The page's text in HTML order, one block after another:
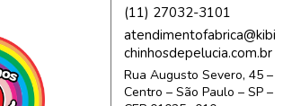
(11) 27032-3101
atendimentofabrica@kibi
chinhosdepelucia.com.br
Rua Augusto Severo, 45 –
Centro – São Paulo – SP –